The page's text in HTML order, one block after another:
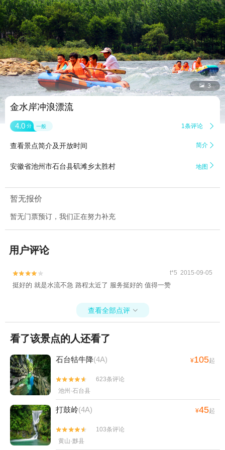
 3
金水岸冲浪漂流
4.0 分 一般 1条评论 
查看景点简介及开放时间 简介 
安徽省池州市石台县矶滩乡太胜村 地图 
暂无报价
暂无门票预订，我们正在努力补充
用户评论

 t*5 2015-09-05
挺好的 就是水流不急 路程太近了 服务挺好的 值得一赞
查看全部点评 
看了该景点的人还看了
石台牯牛降(4A) ¥105起


623条评论
池州·石台县
打鼓岭(4A) ¥45起


103条评论
黄山·黟县
